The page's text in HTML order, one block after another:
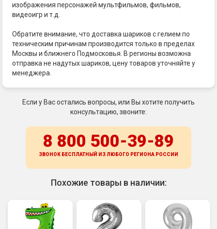
изображения персонажей мультфильмов, фильмов,
видеоигр и т.д.
Обратите внимание, что доставка шариков с гелием по
техническим причинам производится только в пределах
Москвы и ближнего Подмосковья. В регионы возможна
отправка не надутых шариков, цену товаров уточняйте у
менеджера.
Если у Вас остались вопросы, или Вы хотите получить
консультацию, звоните:
8 800 500-39-89
ЗВОНОК БЕСПЛАТНЫЙ ИЗ ЛЮБОГО РЕГИОНА РОССИИ
Похожие товары в наличии: